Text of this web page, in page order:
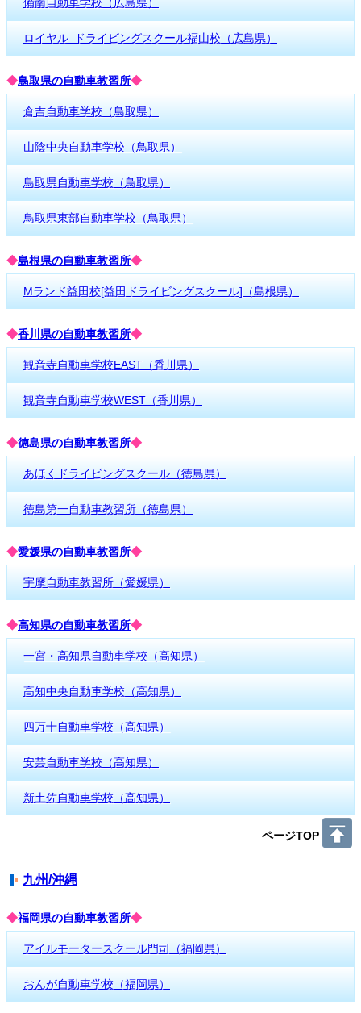
備南自動車学校（広島県）
ロイヤル ドライビングスクール福山校（広島県）
◆鳥取県の自動車教習所◆
倉吉自動車学校（鳥取県）
山陰中央自動車学校（鳥取県）
鳥取県自動車学校（鳥取県）
鳥取県東部自動車学校（鳥取県）
◆島根県の自動車教習所◆
Mランド益田校[益田ドライビングスクール]（島根県）
◆香川県の自動車教習所◆
観音寺自動車学校EAST（香川県）
観音寺自動車学校WEST（香川県）
◆徳島県の自動車教習所◆
あほくドライビングスクール（徳島県）
徳島第一自動車教習所（徳島県）
◆愛媛県の自動車教習所◆
宇摩自動車教習所（愛媛県）
◆高知県の自動車教習所◆
一宮・高知県自動車学校（高知県）
高知中央自動車学校（高知県）
四万十自動車学校（高知県）
安芸自動車学校（高知県）
新土佐自動車学校（高知県）
ページTOP
九州/沖縄
◆福岡県の自動車教習所◆
アイルモータースクール門司（福岡県）
おんが自動車学校（福岡県）